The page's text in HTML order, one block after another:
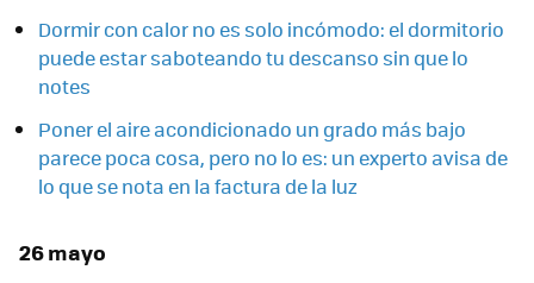
Dormir con calor no es solo incómodo: el dormitorio
puede estar saboteando tu descanso sin que lo
notes
Poner el aire acondicionado un grado más bajo
parece poca cosa, pero no lo es: un experto avisa de
lo que se nota en la factura de la luz
26 mayo